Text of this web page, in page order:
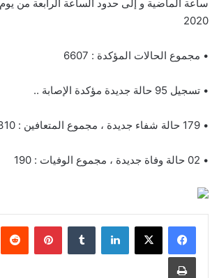
2020
• مجموع الحالات المؤكدة : 6607
• تسجيل 95 حالة جديدة مؤكدة الإصابة ..
• 179 حالة شفاء جديدة ، مجموع المتعافين : 3310
• 02 حالة وفاة جديدة ، مجموع الوفيات : 190
لينكدإن بينتيريست
طباعة